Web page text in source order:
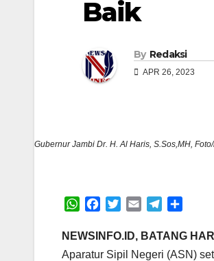
Baik
By Redaksi
APR 26, 2023
Gubernur Jambi Dr. H. Al Haris, S.Sos,MH,
W
a
c
i
a
l
e
a
r
NEWSINFO.ID, BATANG HARI
Aparatur Sipil Negeri (ASN)